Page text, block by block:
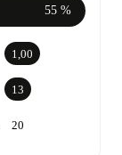
55 %
1,00
13
20